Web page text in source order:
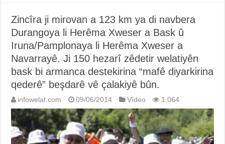
Zincîra ji mirovan a 123 km ya di navbera
Durangoya li Herêma Xweser a Bask û
Iruna/Pamplonaya li Herêma Xweser a
Navarrayê. Ji 150 hezarî zêdetir welatiyên
bask bi armanca destekirina “mafê diyarkirina
qederê” beşdarê vê çalakiyê bûn.
infowelat.com 09/06/2014 Vîdeo 1,064